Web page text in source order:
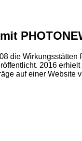
die
2016
auf einer Website